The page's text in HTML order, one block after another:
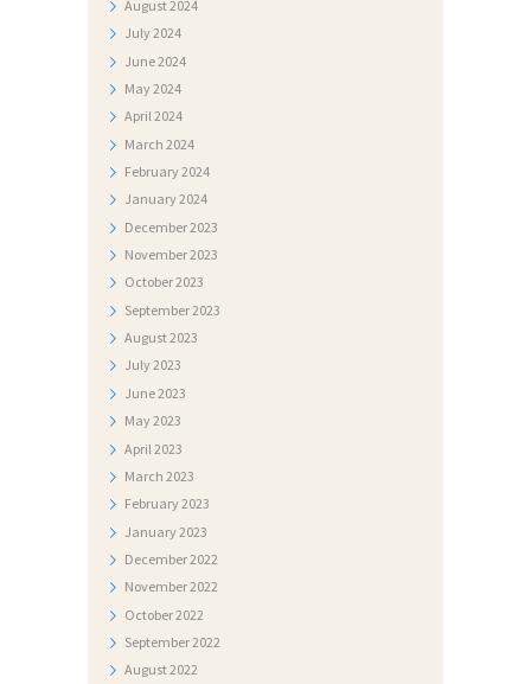
August2024
July2024
June2024
May2024
April2024
March 2024
February2024
January2024
December2023
November2023
October2023
September2023
August2023
July2023
June2023
May2023
April 2023
March 2023
February2023
January2023
December2022
November2022
October2022
September2022
August2022